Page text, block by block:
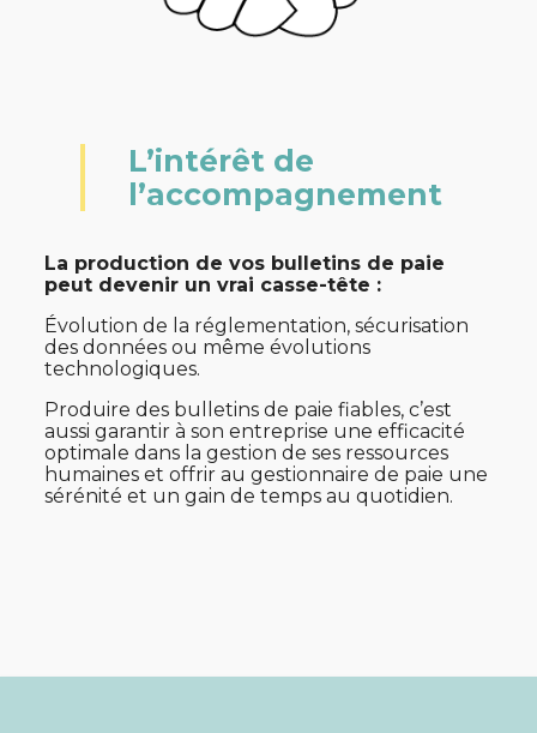
L’intérêt de
l’accompagnement
La production de vos bulletins de paie
peut devenir un vrai casse-tête :
Évolution de la réglementation, sécurisation
des données ou même évolutions
technologiques.
Produire des bulletins de paie fiables, c’est
aussi garantir à son entreprise une efficacité
optimale dans la gestion de ses ressources
humaines et offrir au gestionnaire de paie une
sérénité et un gain de temps au quotidien.